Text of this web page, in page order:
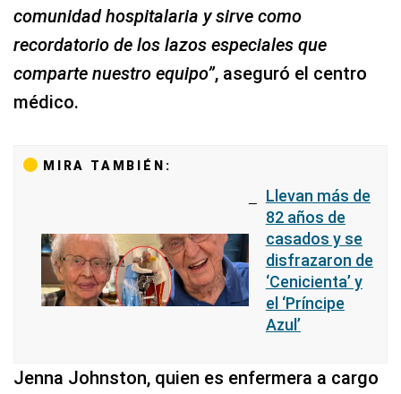
comunidad hospitalaria y sirve como
recordatorio de los lazos especiales que
comparte nuestro equipo”, aseguró el centro
médico.
MIRA TAMBIÉN:
Llevan más de
82 años de
casados y se
disfrazaron de
‘Cenicienta’ y
el ‘Príncipe
Azul’
Jenna Johnston, quien es enfermera a cargo